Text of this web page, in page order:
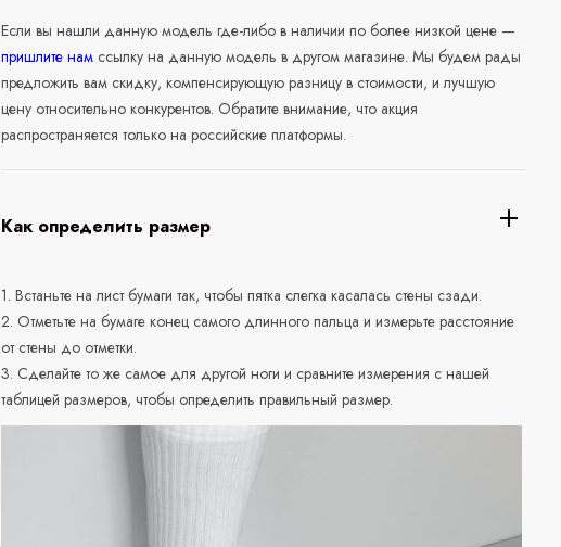
Если вы нашли данную модель где-либо в наличии по более низкой цене —
пришлите нам ссылку на данную модель в другом магазине. Мы будем рады
предложить вам скидку, компенсирующую разницу в стоимости, и лучшую
цену относительно конкурентов. Обратите внимание, что акция
распространяется только на российские платформы.
Как определить размер
1. Встаньте на лист бумаги так, чтобы пятка слегка касалась стены сзади.
2. Отметьте на бумаге конец самого длинного пальца и измерьте расстояние
от стены до отметки.
3. Сделайте то же самое для другой ноги и сравните измерения с нашей
таблицей размеров, чтобы определить правильный размер.